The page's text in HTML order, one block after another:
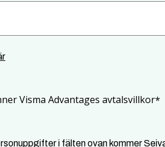
Visma Advantages avtalsvillkor*
i fälten ovan kommer